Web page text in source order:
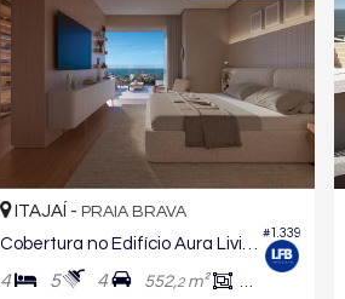
#1.339
ITAJAÍ - PRAIA BRAVA
4 5 4 552,2m² 361,